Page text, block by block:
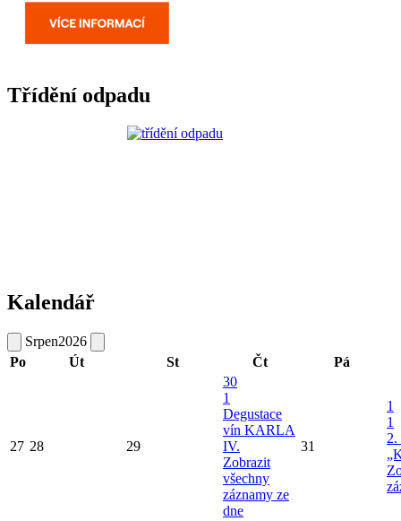
Třídění odpadu
Kalendář
Srpen2026
Po
Út St Čt Pá
27 28 29
30
1
Degustace
vín KARLA
IV.
Zobrazit
všechny
záznamy ze
dne
31
1
1
2.